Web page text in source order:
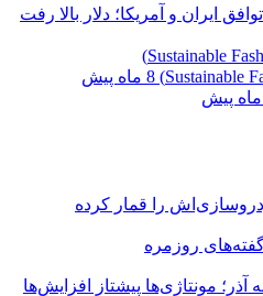
ایران و آمریکا؛ دلار بالا رفت
8 ماه پیش
را قمار کرده
روزمره
مونتاژی‌ها پیشتاز افزایش‌ها